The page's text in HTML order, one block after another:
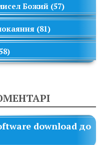
Божий (57)
(81)
download до